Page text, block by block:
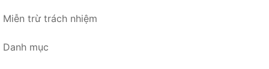
Miễn trừ trách nhiệm
Danh mục